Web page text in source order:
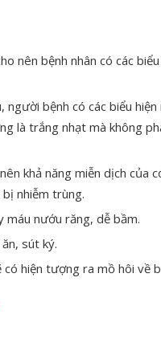
nên bệnh nhân có các
người bệnh có các biểu
là trắng nhạt mà không
khả năng miễn dịch của
nhiễm trùng.
máu nướu răng, dễ bầm.
sút ký.
hiện tượng ra mồ hôi về